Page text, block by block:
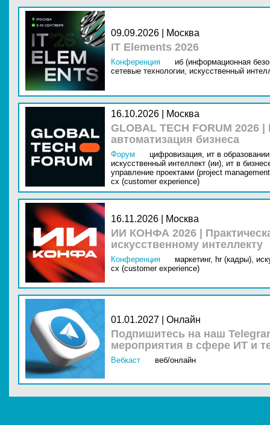
09.09.2026 | Москва
IT Elements 2026
Конференция
иб (информационная
сетевые технологии, искусственный
16.10.2026 | Москва
GLOBAL TECH FORUM
автоматизация бизнеса
Форум цифровизация, ит в
искусственный интеллект (ии), ит в
управление проектами (project
cx (customer experience)
16.11.2026 | Москва
ИИ КОНФА 2026 |
искусственному интеллекту
Конференция маркетинг, hr (кадры),
cx (customer experience)
01.01.2027 | Онлайн
Подпишитесь на наш
мероприятия в сфере ИТ и
Вебкаст веб/онлайн